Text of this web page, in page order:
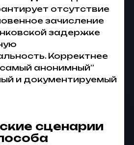
отсутствие
зачисление
задержке
Корректнее
анонимный”
и документируемый
сценарии